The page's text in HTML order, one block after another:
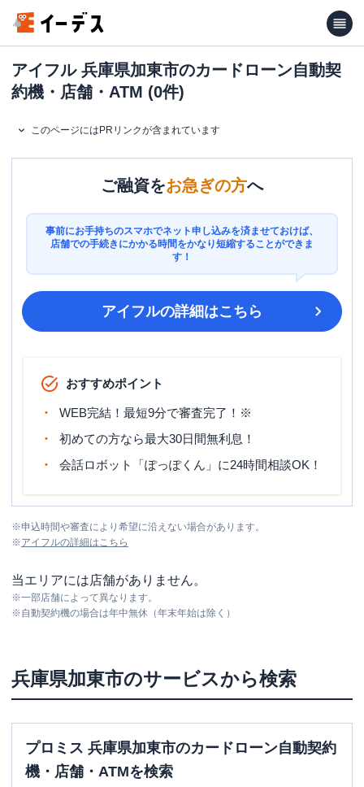
アイフル 兵庫県加東市のカードローン自動契
約機・店舗・ATM (0件)
このページにはPRリンクが含まれています
ご融資をお急ぎの方へ
事前にお手持ちのスマホでネット申し込みを済ませておけば、
店舗での手続きにかかる時間をかなり短縮することができま
す！
アイフルの詳細はこちら
おすすめポイント
WEB完結！最短9分で審査完了！※
初めての方なら最大30日間無利息！
会話ロボット「ぽっぽくん」に24時間相談OK！
※申込時間や審査により希望に沿えない場合があります。
※アイフルの詳細はこちら
当エリアには店舗がありません。
※一部店舗によって異なります。
※自動契約機の場合は年中無休（年末年始は除く）
兵庫県加東市のサービスから検索
プロミス 兵庫県加東市のカードローン自動契約
機・店舗・ATMを検索